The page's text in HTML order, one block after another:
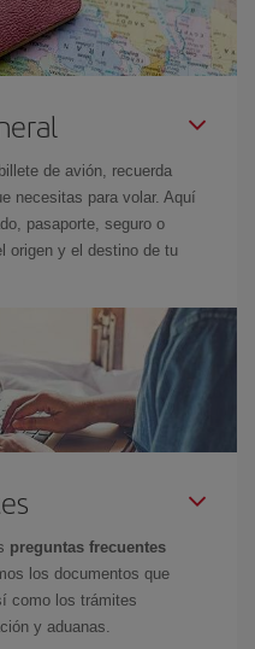
de avión, recuerda
necesitas para volar. Aquí
pasaporte, seguro o
origen y el destino de tu
preguntas frecuentes
los documentos que
como los trámites
y aduanas.